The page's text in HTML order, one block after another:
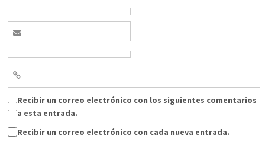
Recibir un correo electrónico con los siguientes comentarios
a esta entrada.
Recibir un correo electrónico con cada nueva entrada.